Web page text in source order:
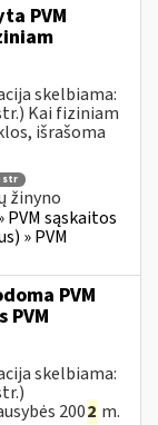
PVM
skelbiama:
Kai fiziniam
išrašoma
str
žinyno
sąskaitos
» PVM
PVM
skelbiama:
2002 m.